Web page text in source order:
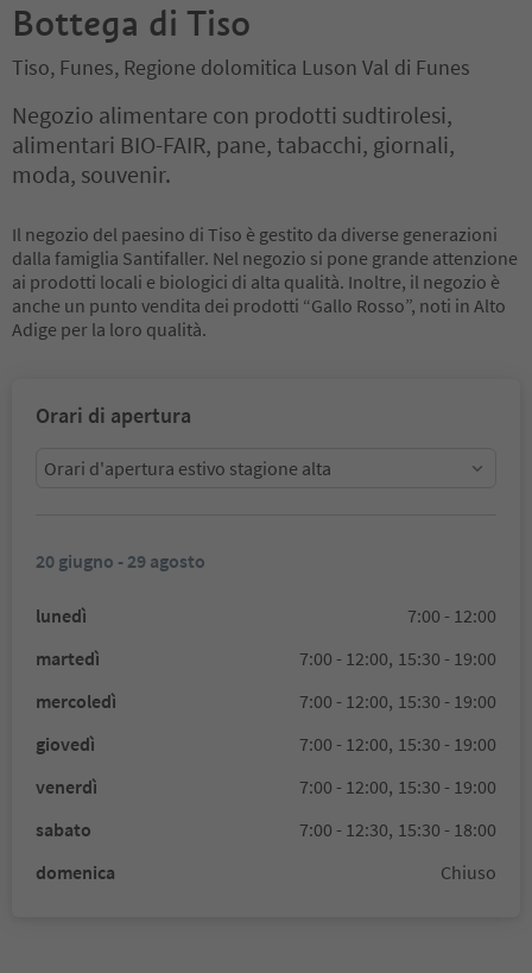
Bottega di Tiso
Tiso, Funes, Regione dolomitica Luson Val di Funes
Negozio alimentare con prodotti sudtirolesi,
alimentari BIO-FAIR, pane, tabacchi, giornali,
moda, souvenir.
Il negozio del paesino di Tiso è gestito da diverse generazioni
dalla famiglia Santifaller. Nel negozio si pone grande attenzione
ai prodotti locali e biologici di alta qualità. Inoltre, il negozio è
anche un punto vendita dei prodotti “Gallo Rosso”, noti in Alto
Adige per la loro qualità.
Orari di apertura
Orari d'apertura estivo stagione alta
20 giugno - 29 agosto
lunedì
7:00 - 12:00
martedì
7:00 - 12:00, 15:30 - 19:00
mercoledì
7:00 - 12:00, 15:30 - 19:00
giovedì
7:00 - 12:00, 15:30 - 19:00
venerdì
7:00 - 12:00, 15:30 - 19:00
sabato
7:00 - 12:30, 15:30 - 18:00
domenica
Chiuso